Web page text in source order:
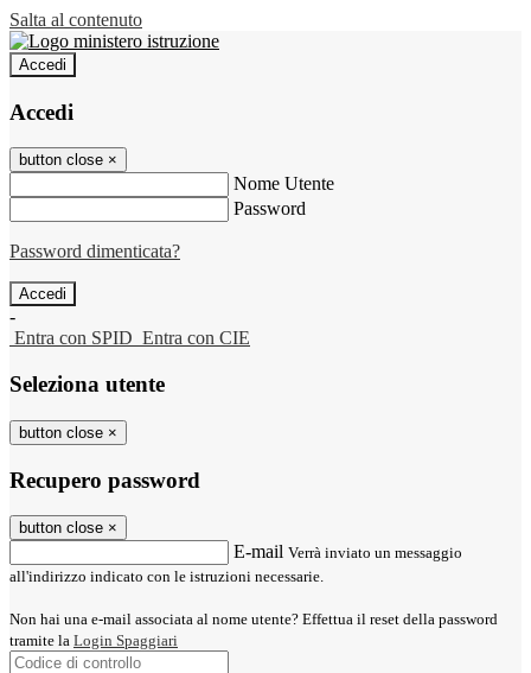
Salta al contenuto
Accedi
Accedi
button close ×
Nome Utente
Password
Password dimenticata?
-
Entra con SPID Entra con CIE
Seleziona utente
button close ×
Recupero password
button close ×
E-mail Verrà inviato un messaggio
all'indirizzo indicato con le istruzioni necessarie.
Non hai una e-mail associata al nome utente? Effettua il reset della password
tramite la Login Spaggiari